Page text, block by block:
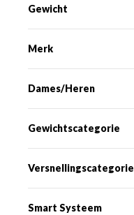
Gewicht
Merk
Dames/Heren
Gewichtscategorie
Versnellingscategorie
Smart Systeem